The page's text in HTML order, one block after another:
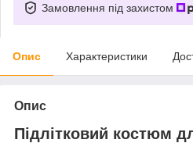
Замовлення під захистом
Опис Характеристики
Опис
Підлітковий костюм